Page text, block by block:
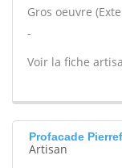
Gros oeuvre
-
Voir la fiche
Profacade
Artisan